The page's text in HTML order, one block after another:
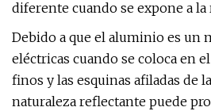
diferente cuando se expone a
Debido a que el aluminio es un
eléctricas cuando se coloca en
finos y las esquinas afiladas de
naturaleza reflectante puede